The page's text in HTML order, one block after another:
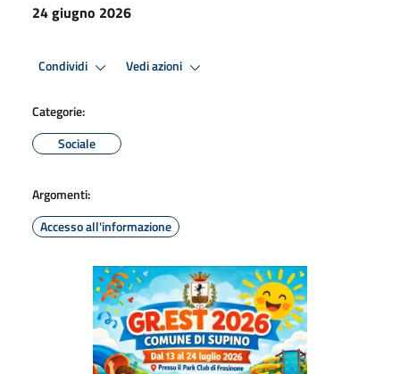
24 giugno 2026
Condividi Vedi azioni
Categorie:
Sociale
Argomenti:
Accesso all'informazione